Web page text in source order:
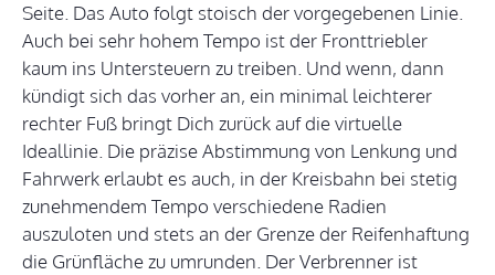
Seite. Das Auto folgt stoisch der vorgegebenen Linie.
Auch bei sehr hohem Tempo ist der Fronttriebler
kaum ins Untersteuern zu treiben. Und wenn, dann
kündigt sich das vorher an, ein minimal leichterer
rechter Fuß bringt Dich zurück auf die virtuelle
Ideallinie. Die präzise Abstimmung von Lenkung und
Fahrwerk erlaubt es auch, in der Kreisbahn bei stetig
zunehmendem Tempo verschiedene Radien
auszuloten und stets an der Grenze der Reifenhaftung
die Grünfläche zu umrunden. Der Verbrenner ist